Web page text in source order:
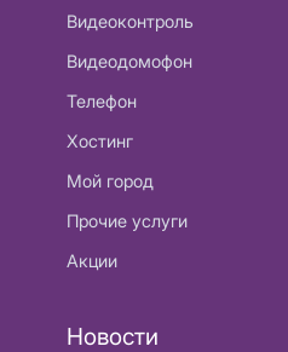
Видеоконтроль
Видеодомофон
Телефон
Хостинг
Мой город
Прочие услуги
Акции
Новости